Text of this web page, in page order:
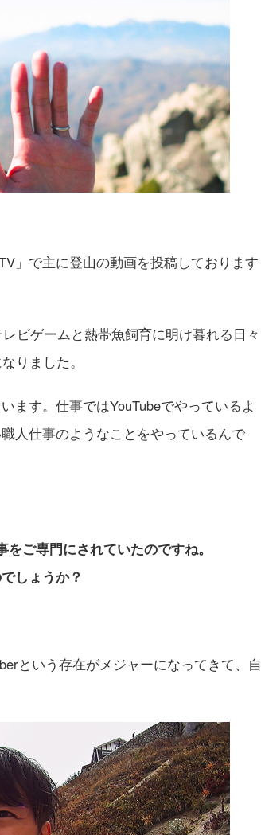
」で主に登山の動画を投稿しております
ビゲームと熱帯魚飼育に明け暮れる日々
りました。
ます。仕事ではYouTubeでやっているよ
人仕事のようなことをやっているんで
ご専門にされていたのですね。
しょうか？
という存在がメジャーになってきて、自